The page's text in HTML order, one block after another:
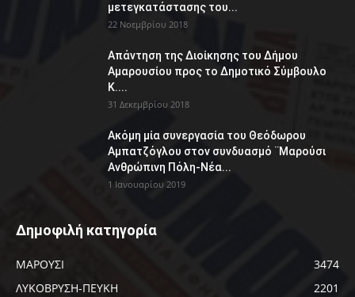
μετεγκατάστασης του...
22 Νοεμβρίου 2018
Απάντηση της Διοίκησης του Δήμου
Αμαρουσίου προς το Δημοτικό Σύμβουλο
Κ....
31 Δεκεμβρίου 2018
Ακόμη μία συνεργασία του Θεόδωρου
Αμπατζόγλου στον συνδυασμό ¨Μαρούσι
Ανθρώπινη Πόλη-Νέα...
1 Ιανουαρίου 2019
Δημοφιλή κατηγορία
ΜΑΡΟΥΣΙ
3474
ΛΥΚΟΒΡΥΣΗ-ΠΕΥΚΗ
2201